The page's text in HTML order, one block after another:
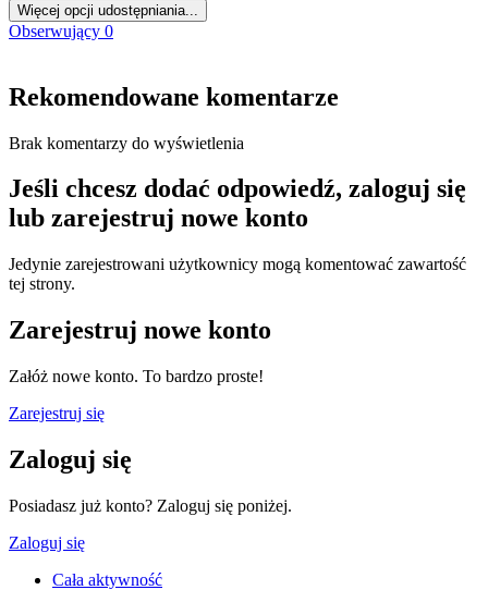
Więcej opcji udostępniania...
Obserwujący 0
Rekomendowane komentarze
Brak komentarzy do wyświetlenia
Jeśli chcesz dodać odpowiedź, zaloguj się
lub zarejestruj nowe konto
Jedynie zarejestrowani użytkownicy mogą komentować zawartość
tej strony.
Zarejestruj nowe konto
Załóż nowe konto. To bardzo proste!
Zarejestruj się
Zaloguj się
Posiadasz już konto? Zaloguj się poniżej.
Zaloguj się
Cała aktywność